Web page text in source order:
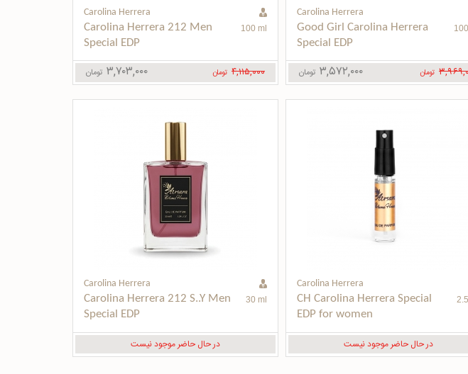
Carolina Herrera
Good Girl Carolina Herrera
Special EDP
۳,۵۷۲,۰۰۰ تومان تومان
Carolina Herrera
Carolina Herrera 212 Men
Special EDP
100 ml
۳,۷۰۳,۰۰۰ تومان ۴,۱۱۵,۰۰۰ تومان
Carolina Herrera
CH Carolina Herrera Special
EDP for women
در حال حاضر موجود نیست
Carolina Herrera
Carolina Herrera 212 S..Y Men
Special EDP
30 ml
در حال حاضر موجود نیست